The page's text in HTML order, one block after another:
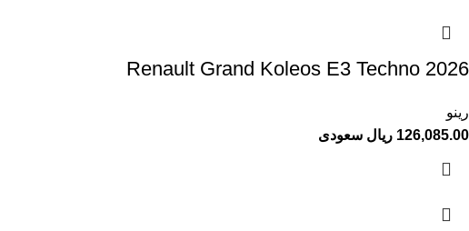
Renault Grand Koleos E3 Techno 2026
رينو
126,085.00 ريال سعودى